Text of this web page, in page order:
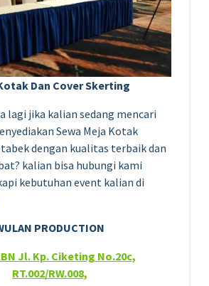
Dan Cover Skerting
lagi jika kalian sedang mencari
Sewa Meja Kotak
dengan kualitas terbaik dan
kalian bisa hubungi kami
kebutuhan event kalian di
PRODUCTION
Jl. Kp. Ciketing No.20c,
RT.002/RW.008,